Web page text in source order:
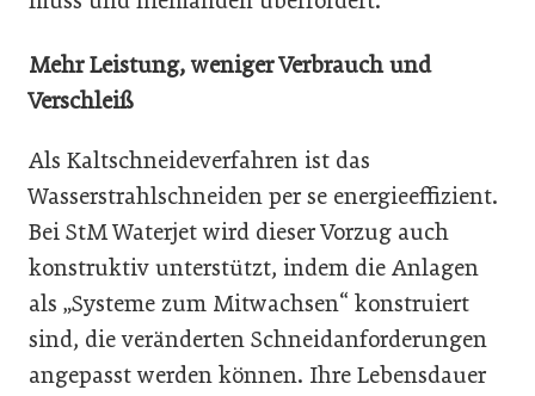
Mehr Leistung, weniger Verbrauch und
Verschleiß
Als Kaltschneideverfahren ist das
Wasserstrahlschneiden per se energieeffizient.
Bei StM Waterjet wird dieser Vorzug auch
konstruktiv unterstützt, indem die Anlagen
als „Systeme zum Mitwachsen“ konstruiert
sind, die veränderten Schneidanforderungen
angepasst werden können. Ihre Lebensdauer